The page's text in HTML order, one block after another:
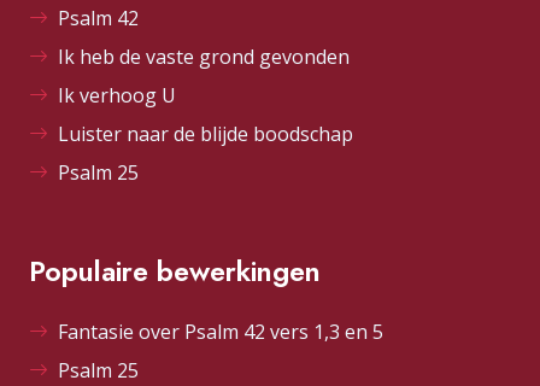
Psalm 42
Ik heb de vaste grond gevonden
Ik verhoog U
Luister naar de blijde boodschap
Psalm 25
Populaire bewerkingen
Fantasie over Psalm 42 vers 1,3 en 5
Psalm 25